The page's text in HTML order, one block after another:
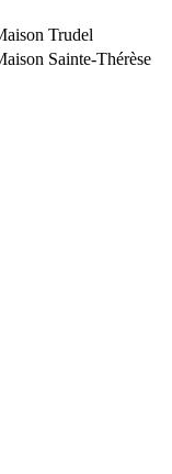
Trudel
Sainte-Thérèse